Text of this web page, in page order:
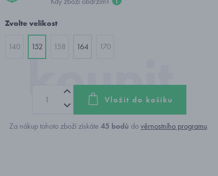
Zvolte velikost
140 152 158 164 170
Vložit do košíku
Za nákup tohoto zboží získáte 45 bodů dověrnostního programu.